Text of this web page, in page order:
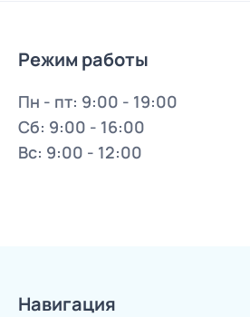
Режим работы
Пн - пт: 9:00 - 19:00
Сб: 9:00 - 16:00
Вс: 9:00 - 12:00
Навигация